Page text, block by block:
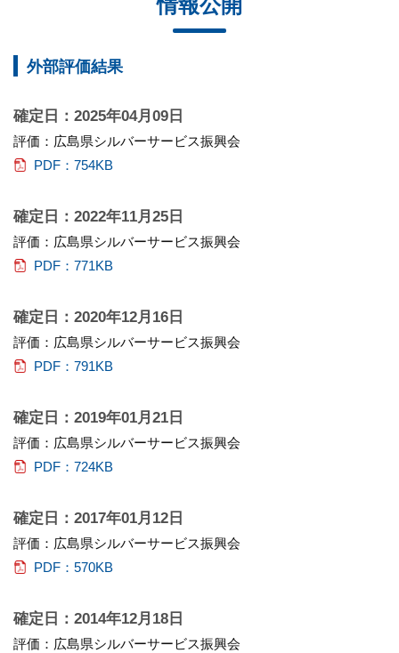
情報公開
外部評価結果
確定日：2025年04月09日
評価：広島県シルバーサービス振興会
PDF：754KB
確定日：2022年11月25日
評価：広島県シルバーサービス振興会
PDF：771KB
確定日：2020年12月16日
評価：広島県シルバーサービス振興会
PDF：791KB
確定日：2019年01月21日
評価：広島県シルバーサービス振興会
PDF：724KB
確定日：2017年01月12日
評価：広島県シルバーサービス振興会
PDF：570KB
確定日：2014年12月18日
評価：広島県シルバーサービス振興会